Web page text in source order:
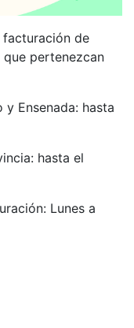
facturación de
pertenezcan
y Ensenada: hasta
hasta el
Lunes a